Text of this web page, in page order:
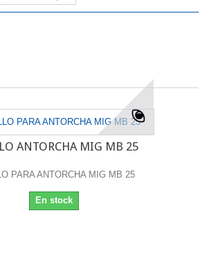
ANTORCHA MIG MB 25
PARA ANTORCHA MIG MB 25
En stock